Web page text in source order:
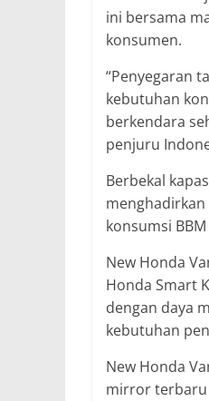
ini bersama
konsumen.
“Penyegaran
kebutuhan
berkendara
penjuru
Berbekal
konsumsi
New Honda
Honda Smart
dengan daya
kebutuhan
New Honda
mirror terbaru